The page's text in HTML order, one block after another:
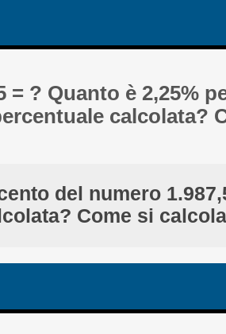
= ? Quanto è 2,25%
calcolata?
del numero
Come si